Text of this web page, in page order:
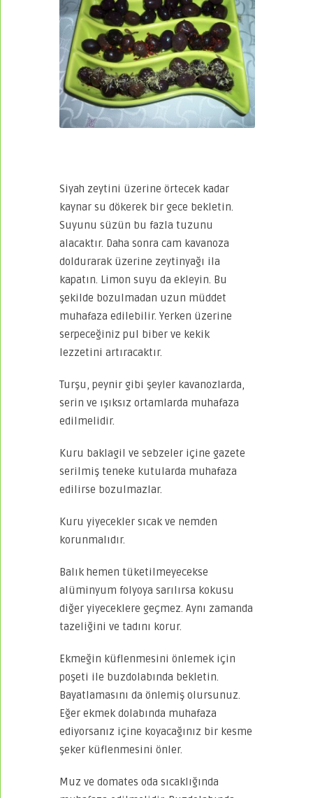
Siyah zeytini üzerine örtecek kadar
kaynar su dökerek bir gece bekletin.
Suyunu süzün bu fazla tuzunu
alacaktır. Daha sonra cam kavanoza
doldurarak üzerine zeytinyağı ila
kapatın. Limon suyu da ekleyin. Bu
şekilde bozulmadan uzun müddet
muhafaza edilebilir. Yerken üzerine
serpeceğiniz pul biber ve kekik
lezzetini artıracaktır.
Turşu, peynir gibi şeyler kavanozlarda,
serin ve ışıksız ortamlarda muhafaza
edilmelidir.
Kuru baklagil ve sebzeler içine gazete
serilmiş teneke kutularda muhafaza
edilirse bozulmazlar.
Kuru yiyecekler sıcak ve nemden
korunmalıdır.
Balık hemen tüketilmeyecekse
alüminyum folyoya sarılırsa kokusu
diğer yiyeceklere geçmez. Aynı zamanda
tazeliğini ve tadını korur.
Ekmeğin küflenmesini önlemek için
poşeti ile buzdolabında bekletin.
Bayatlamasını da önlemiş olursunuz.
Eğer ekmek dolabında muhafaza
ediyorsanız içine koyacağınız bir kesme
şeker küflenmesini önler.
Muz ve domates oda sıcaklığında